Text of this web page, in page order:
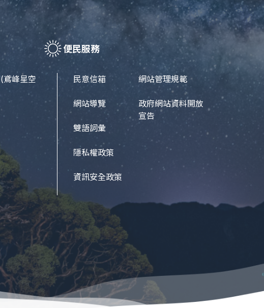
(鳶峰星空
便民服務
民意信箱
網站導覽
雙語詞彙
隱私權政策
資訊安全政策
網站管理規範
政府網站資料開放
宣告